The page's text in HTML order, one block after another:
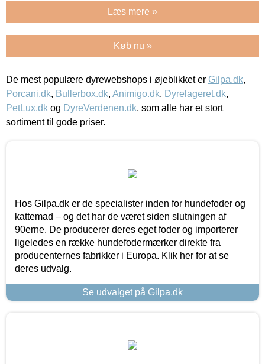
Læs mere »
Køb nu »
De mest populære dyrewebshops i øjeblikket er Gilpa.dk,
Porcani.dk, Bullerbox.dk, Animigo.dk, Dyrelageret.dk,
PetLux.dk og DyreVerdenen.dk, som alle har et stort
sortiment til gode priser.
Hos Gilpa.dk er de specialister inden for hundefoder og
kattemad – og det har de været siden slutningen af
90erne. De producerer deres eget foder og importerer
ligeledes en række hundefodermærker direkte fra
producenternes fabrikker i Europa. Klik her for at se
deres udvalg.
Se udvalget på Gilpa.dk